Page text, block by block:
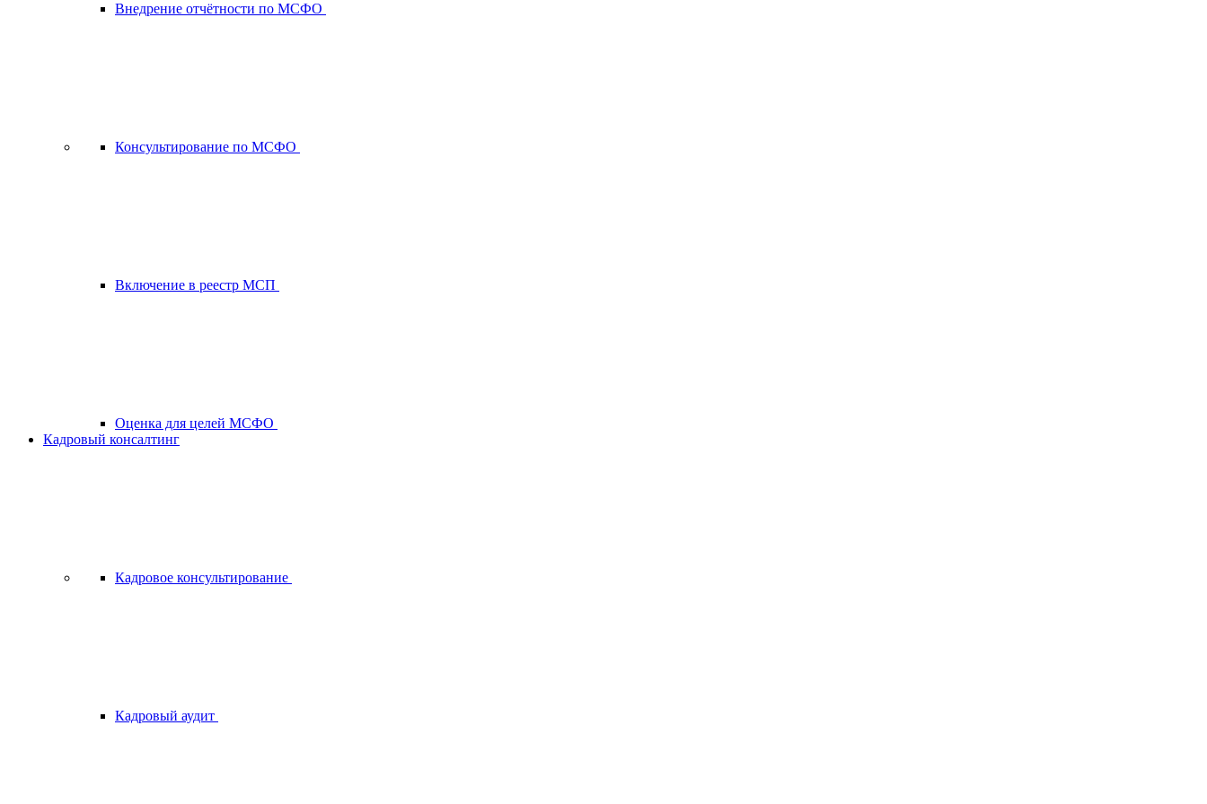
Внедрение отчётности по МСФО
Консультирование по МСФО
Включение в реестр МСП
Оценка для целей МСФО
Кадровый консалтинг
Кадровое консультирование
Кадровый аудит